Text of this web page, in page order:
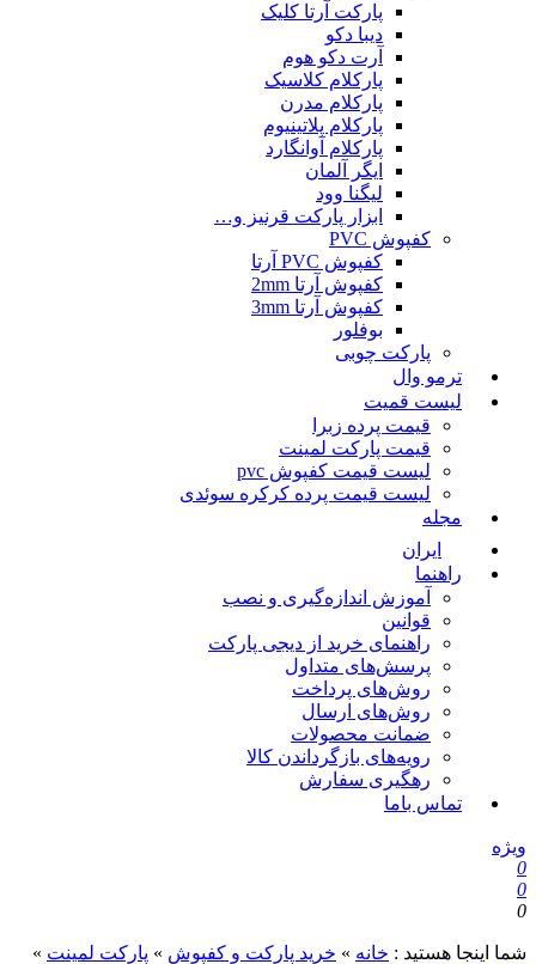
پارکت آرتا کلیک
دیبا دکو
آرت دکو هوم
پارکلام کلاسیک
پارکلام مدرن
پارکلام پلاتینیوم
پارکلام آوانگارد
ایگر آلمان
لیگنا وود
ابزار پارکت قرنیز و…
کفپوش PVC
کفپوش PVC آرتا
کفپوش آرتا 2mm
کفپوش آرتا 3mm
بوفلور
پارکت چوبی
ترمو وال
لیست قمیت
قیمت پرده زبرا
قیمت پارکت لمینت
لیست قیمت کفپوش pvc
لیست قیمت پرده کرکره سوئدی
مجله
ایران
راهنما
آموزش اندازه‌گیری و نصب
قوانین
راهنمای خرید از دیجی پارکت
پرسش‌های متداول
روش‌های پرداخت
روش‌های ارسال
ضمانت محصولات
رویه‌های بازگرداندن کالا
رهگیری سفارش
تماس باما
اینجا هستید : خانه»خرید پارکت و کفپوش»پارکت لمینت»